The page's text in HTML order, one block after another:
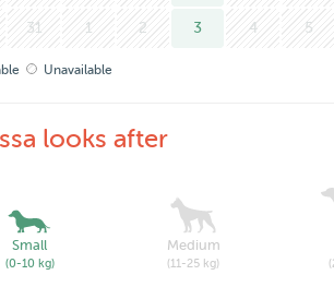
31 1 2 3 4 5
Unavailable
looks after
Small
(0-10 kg)
Medium
(11-25 kg)